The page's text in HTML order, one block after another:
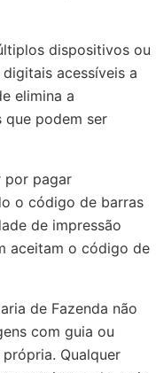
dispositivos ou
acessíveis a
elimina a
que podem ser
por pagar
o código de barras
de impressão
aceitam o código de
de Fazenda não
com guia ou
Qualquer